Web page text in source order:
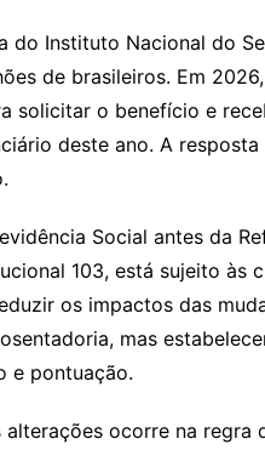
do Instituto Nacional do
de brasileiros. Em
solicitar o benefício e
deste ano. A
Social antes da
103, está sujeito às
os impactos das
mas
e pontuação.
ocorre na regra